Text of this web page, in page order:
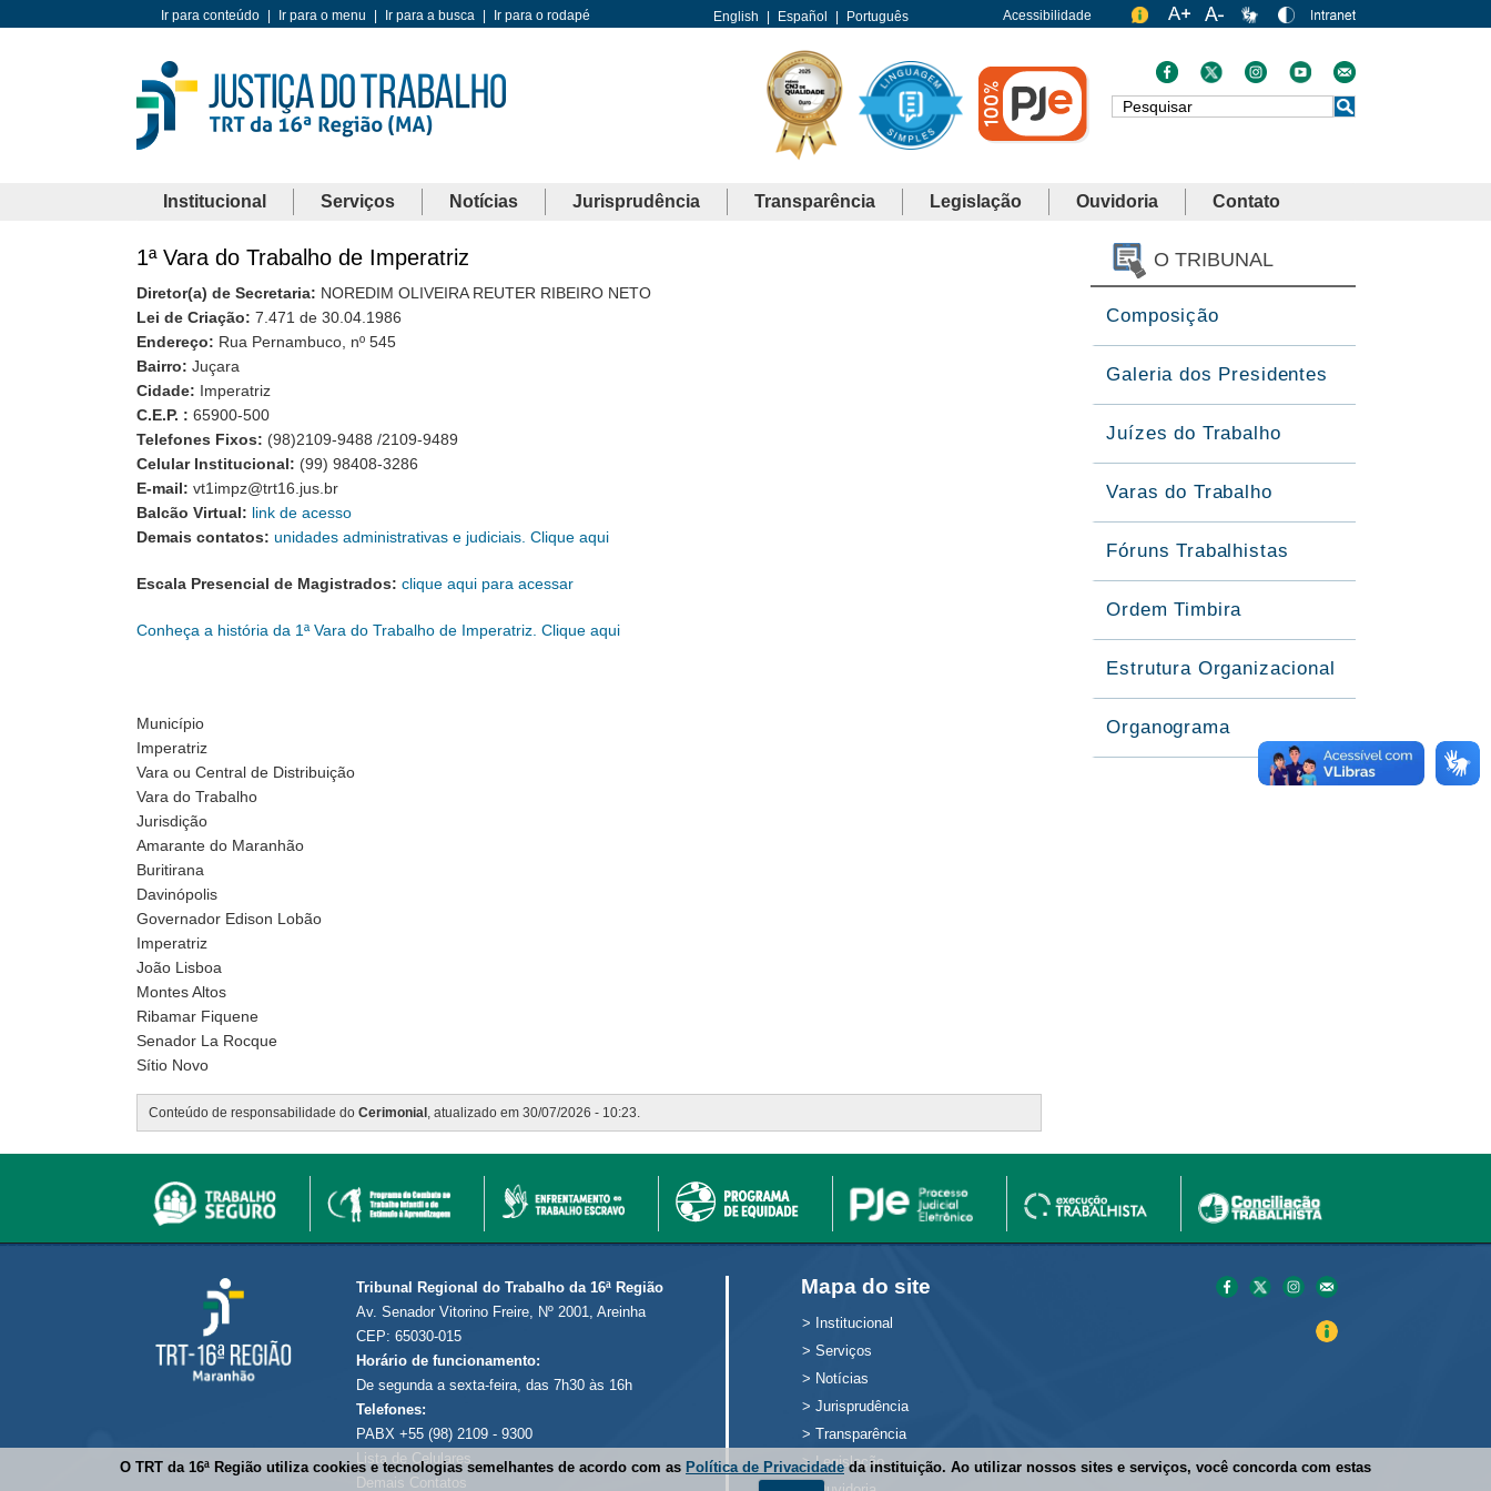
O TRT da 16ª Região utiliza cookies e tecnologias semelhantes de acordo com as Política de Privacidadeda instituição. Ao utilizar nossos sites e serviços, você concorda com estas
Ir para conteúdo Ir para o menu Ir para a busca Ir para o rodapé English Español Português Acessibilidade
Busca
Institucional Serviços Notícias Jurisprudência Transparência Legislação Ouvidoria Contato
1ª Vara do Trabalho de Imperatriz
Diretor(a) de Secretaria: NOREDIM OLIVEIRA REUTER RIBEIRO NETO
Lei de Criação: 7.471 de 30.04.1986
Endereço: Rua Pernambuco, nº 545
Bairro: Juçara
Cidade: Imperatriz
C.E.P. : 65900-500
Telefones Fixos: (98)2109-9488 /2109-9489
Celular Institucional: (99) 98408-3286
E-mail: vt1impz@trt16.jus.br
Balcão Virtual: link de acesso
Demais contatos: unidades administrativas e judiciais. Clique aqui
Escala Presencial de Magistrados: clique aqui para acessar
Conheça a história da 1ª Vara do Trabalho de Imperatriz. Clique aqui
Município
Imperatriz
Vara ou Central de Distribuição
Vara do Trabalho
Jurisdição
Amarante do Maranhão
Buritirana
Davinópolis
Governador Edison Lobão
Imperatriz
João Lisboa
Montes Altos
Ribamar Fiquene
Senador La Rocque
Sítio Novo
Conteúdo de responsabilidade do Cerimonial , atualizado em 30/07/2026 - 10:23.
O TRIBUNAL
Composição
Galeria dos Presidentes
Juízes do Trabalho
Varas do Trabalho
Fóruns Trabalhistas
Ordem Timbira
Estrutura Organizacional
Organograma
Tribunal Regional do Trabalho da 16ª Região
Av. Senador Vitorino Freire, Nº 2001, Areinha
CEP: 65030-015
Horário de funcionamento:
De segunda a sexta-feira, das 7h30 às 16h
Telefones:
PABX +55 (98) 2109 - 9300
Lista de Celulares
Demais Contatos
Mapa do site
> Institucional
> Serviços
> Notícias
> Jurisprudência
> Transparência
>Legislação